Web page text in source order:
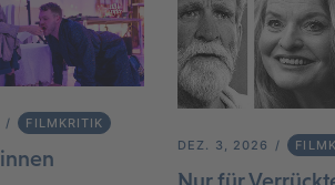
FILMKRITIK
DEZ. 3, 2026